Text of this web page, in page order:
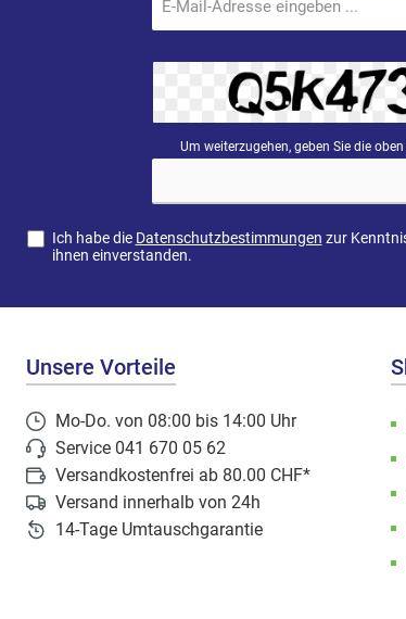
Mail-
Adresse*
Um weiterzugehen, geben Sie die
Ich habe die Datenschutzbestimmungen zur
ihnen einverstanden.
Unsere Vorteile
Mo-Do. von 08:00 bis 14:00 Uhr
Service 041 670 05 62
Versandkostenfrei ab 80.00 CHF*
Versand innerhalb von 24h
14-Tage Umtauschgarantie